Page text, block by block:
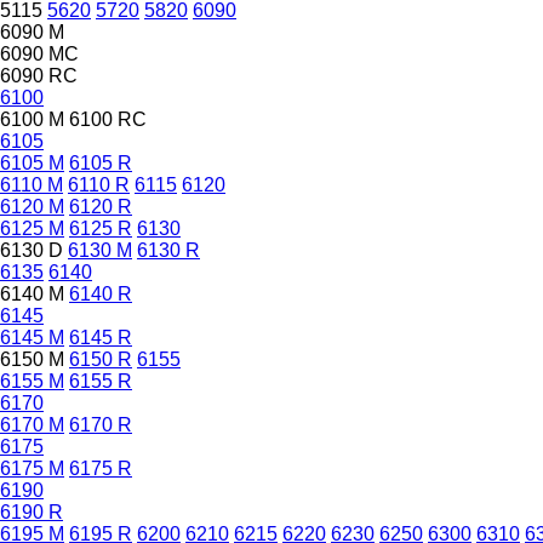
5115 5620 5720 5820 6090
6090 M
6090 MC
6090 RC
6100
6100 M 6100 RC
6105
6105 M 6105 R
6110 M 6110 R 6115 6120
6120 M 6120 R
6125 M 6125 R 6130
6130 D 6130 M 6130 R
6135 6140
6140 M 6140 R
6145
6145 M 6145 R
6150 M 6150 R 6155
6155 M 6155 R
6170
6170 M 6170 R
6175
6175 M 6175 R
6190
6190 R
6195 M 6195 R 6200 6210 6215 6220 6230 6250 6300 6310